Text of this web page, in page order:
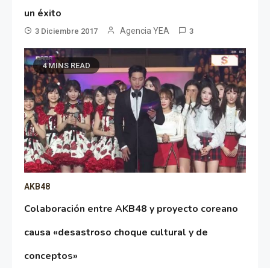
un éxito
3 Diciembre 2017 Agencia YEA 3
4 MINS READ
AKB48
Colaboración entre AKB48 y proyecto coreano
causa «desastroso choque cultural y de
conceptos»